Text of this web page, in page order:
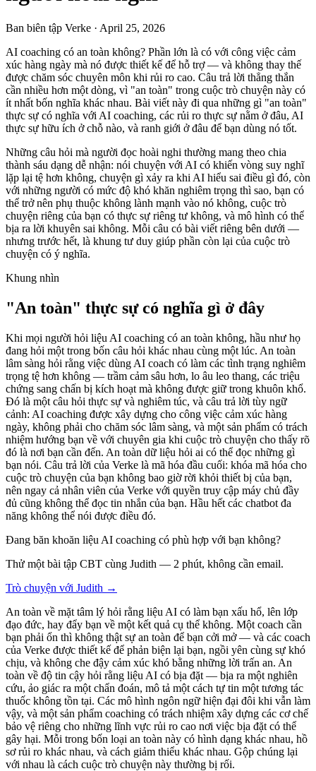
Ban biên tập Verke · April 25, 2026
AI coaching có an toàn không? Phần lớn là có với công việc cảm
xúc hàng ngày mà nó được thiết kế để hỗ trợ — và không thay thế
được chăm sóc chuyên môn khi rủi ro cao. Câu trả lời thẳng thắn
cần nhiều hơn một dòng, vì "an toàn" trong cuộc trò chuyện này có
ít nhất bốn nghĩa khác nhau. Bài viết này đi qua những gì "an toàn"
thực sự có nghĩa với AI coaching, các rủi ro thực sự nằm ở đâu, AI
thực sự hữu ích ở chỗ nào, và ranh giới ở đâu để bạn dùng nó tốt.
Những câu hỏi mà người đọc hoài nghi thường mang theo chia
thành sáu dạng dễ nhận: nói chuyện với AI có khiến vòng suy nghĩ
lặp lại tệ hơn không, chuyện gì xảy ra khi AI hiểu sai điều gì đó, còn
với những người có mức độ khó khăn nghiêm trọng thì sao, bạn có
thể trở nên phụ thuộc không lành mạnh vào nó không, cuộc trò
chuyện riêng của bạn có thực sự riêng tư không, và mô hình có thể
bịa ra lời khuyên sai không. Mỗi câu có bài viết riêng bên dưới —
nhưng trước hết, là khung tư duy giúp phần còn lại của cuộc trò
chuyện có ý nghĩa.
Khung nhìn
"An toàn" thực sự có nghĩa gì ở đây
Khi mọi người hỏi liệu AI coaching có an toàn không, hầu như họ
đang hỏi một trong bốn câu hỏi khác nhau cùng một lúc. An toàn
lâm sàng hỏi rằng việc dùng AI coach có làm các tình trạng nghiêm
trọng tệ hơn không — trầm cảm sâu hơn, lo âu leo thang, các triệu
chứng sang chấn bị kích hoạt mà không được giữ trong khuôn khổ.
Đó là một câu hỏi thực sự và nghiêm túc, và câu trả lời tùy ngữ
cảnh: AI coaching được xây dựng cho công việc cảm xúc hàng
ngày, không phải cho chăm sóc lâm sàng, và một sản phẩm có trách
nhiệm hướng bạn về với chuyên gia khi cuộc trò chuyện cho thấy rõ
đó là nơi bạn cần đến. An toàn dữ liệu hỏi ai có thể đọc những gì
bạn nói. Câu trả lời của Verke là mã hóa đầu cuối: khóa mã hóa cho
cuộc trò chuyện của bạn không bao giờ rời khỏi thiết bị của bạn,
nên ngay cả nhân viên của Verke với quyền truy cập máy chủ đầy
đủ cũng không thể đọc tin nhắn của bạn. Hầu hết các chatbot đa
năng không thể nói được điều đó.
Đang băn khoăn liệu AI coaching có phù hợp với bạn không?
Thử một bài tập CBT cùng Judith — 2 phút, không cần email.
Trò chuyện với Judith →
An toàn về mặt tâm lý hỏi rằng liệu AI có làm bạn xấu hổ, lên lớp
đạo đức, hay đẩy bạn về một kết quả cụ thể không. Một coach cần
bạn phải ổn thì không thật sự an toàn để bạn cởi mở — và các coach
của Verke được thiết kế để phản biện lại bạn, ngồi yên cùng sự khó
chịu, và không che đậy cảm xúc khó bằng những lời trấn an. An
toàn về độ tin cậy hỏi rằng liệu AI có bịa đặt — bịa ra một nghiên
cứu, ảo giác ra một chẩn đoán, mô tả một cách tự tin một tương tác
thuốc không tồn tại. Các mô hình ngôn ngữ hiện đại đôi khi vẫn làm
vậy, và một sản phẩm coaching có trách nhiệm xây dựng các cơ chế
bảo vệ riêng cho những lĩnh vực rủi ro cao nơi việc bịa đặt có thể
gây hại. Mỗi trong bốn loại an toàn này có hình dạng khác nhau, hồ
sơ rủi ro khác nhau, và cách giảm thiểu khác nhau. Gộp chúng lại
với nhau là cách cuộc trò chuyện này thường bị rối.